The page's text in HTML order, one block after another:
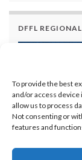
To provide the best
and/or access
allow us to process
Not consenting or
features and
DFFL